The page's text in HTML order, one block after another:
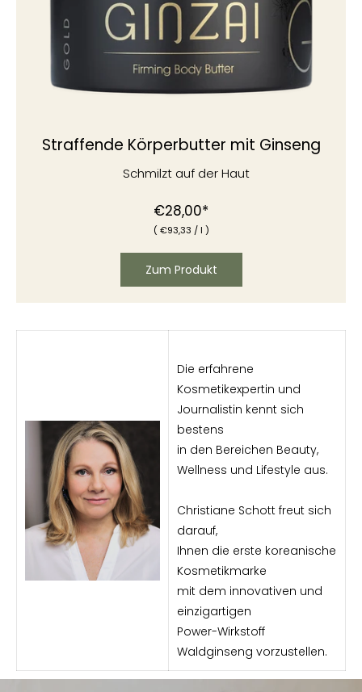
Straffende Körperbutter mit Ginseng
Schmilzt auf der Haut
€28,00*
(€93,33 / l )
Zum Produkt
Die erfahrene
Kosmetikexpertin und
Journalistin kennt sich
bestens
in den Bereichen Beauty,
Wellness und Lifestyle aus.
Christiane Schott freut sich
darauf,
Ihnen die erste koreanische
Kosmetikmarke
mit dem innovativen und
einzigartigen
Power-Wirkstoff
Waldginseng vorzustellen.